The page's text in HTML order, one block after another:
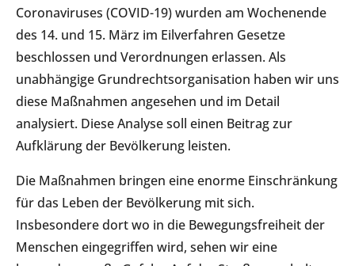
Coronaviruses (COVID-19) wurden am Wochenende
des 14. und 15. März im Eilverfahren Gesetze
beschlossen und Verordnungen erlassen. Als
unabhängige Grundrechtsorganisation haben wir uns
diese Maßnahmen angesehen und im Detail
analysiert. Diese Analyse soll einen Beitrag zur
Aufklärung der Bevölkerung leisten.
Die Maßnahmen bringen eine enorme Einschränkung
für das Leben der Bevölkerung mit sich.
Insbesondere dort wo in die Bewegungsfreiheit der
Menschen eingegriffen wird, sehen wir eine